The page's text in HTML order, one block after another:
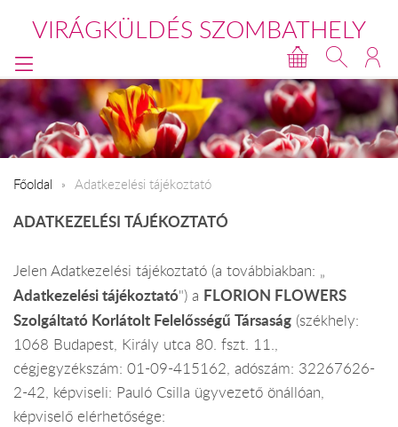
VIRÁGKÜLDÉS SZOMBATHELY
Főoldal Adatkezelési tájékoztató
ADATKEZELÉSI TÁJÉKOZTATÓ
Jelen Adatkezelési tájékoztató (a továbbiakban: „
Adatkezelési tájékoztató") a FLORION FLOWERS
Szolgáltató Korlátolt Felelősségű Társaság (székhely:
1068 Budapest, Király utca 80. fszt. 11.,
cégjegyzékszám: 01-09-415162, adószám: 32267626-
2-42, képviseli: Pauló Csilla ügyvezető önállóan,
képviselő elérhetősége: